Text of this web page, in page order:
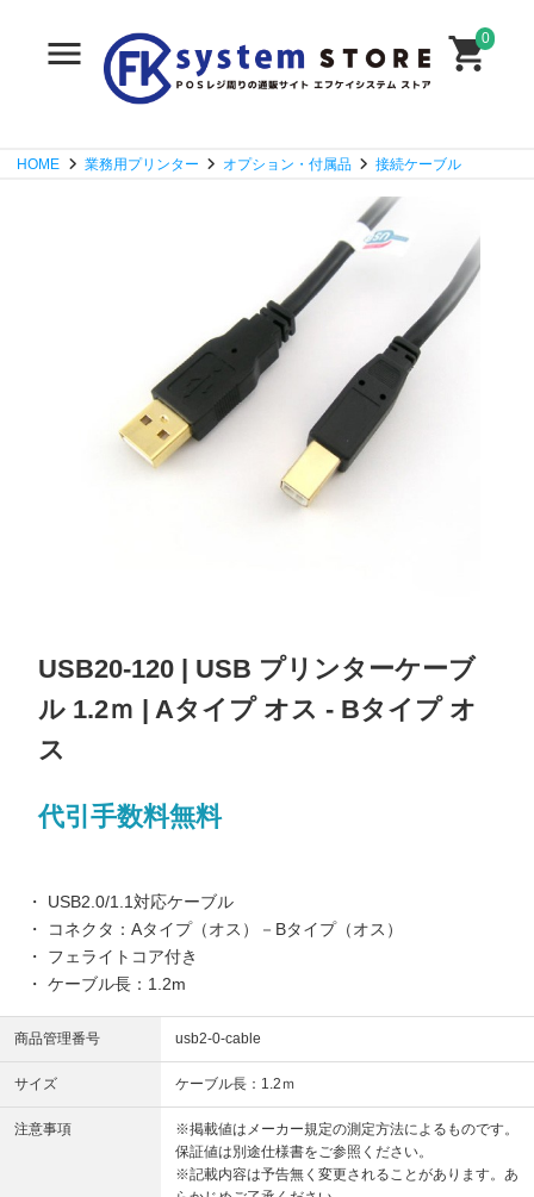
0
HOME 業務用プリンター オプション・付属品 接続ケーブル
USB20-120 | USB プリンターケーブ
ル 1.2ｍ | Aタイプ オス - Bタイプ オ
ス
代引手数料無料
・ USB2.0/1.1対応ケーブル
・ コネクタ：Aタイプ（オス）－Bタイプ（オス）
・ フェライトコア付き
・ ケーブル長：1.2m
商品管理番号 usb2-0-cable
サイズ ケーブル長：1.2ｍ
注意事項
※掲載値はメーカー規定の測定方法によるものです。
保証値は別途仕様書をご参照ください。
※記載内容は予告無く変更されることがあります。あ